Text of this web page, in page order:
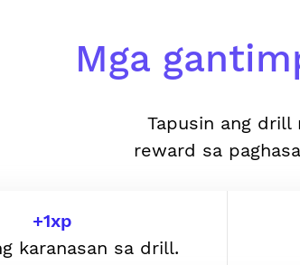
Mga
Tapusin ang drill
reward sa
+1xp
karanasan sa drill.